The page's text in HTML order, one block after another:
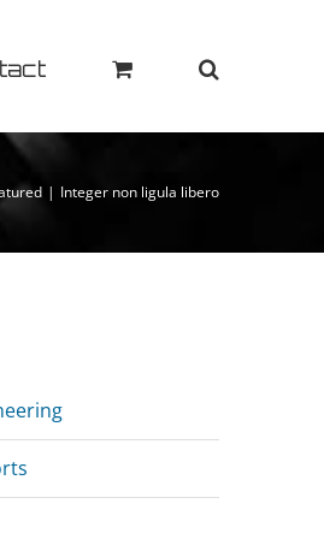
Integer non ligula libero